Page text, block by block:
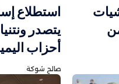
استطلاع
يتصدر
أحزاب
صالح شوكة